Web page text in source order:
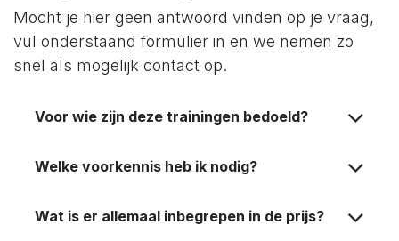
Mocht je hier geen antwoord vinden op je vraag,
vul onderstaand formulier in en we nemen zo
snel als mogelijk contact op.
Voor wie zijn deze trainingen bedoeld?
Welke voorkennis heb ik nodig?
Wat is er allemaal inbegrepen in de prijs?